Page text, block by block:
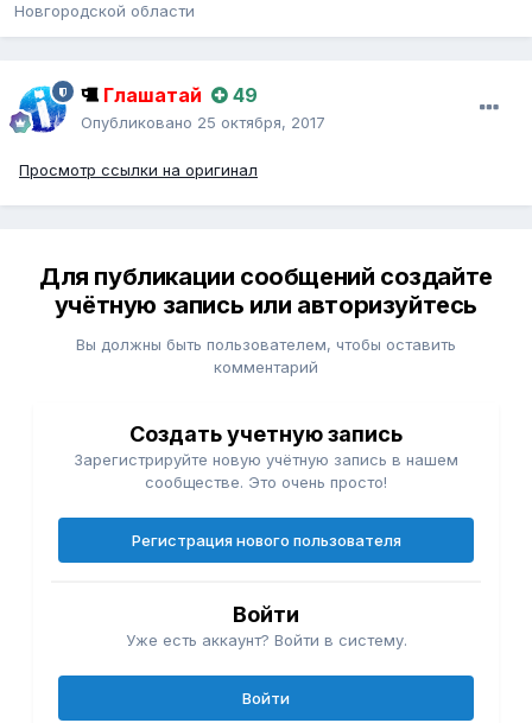
Новгородской области
Глашатай 49
Опубликовано 25 октября, 2017
Просмотр ссылки на оригинал
Для публикации сообщений создайте
учётную запись или авторизуйтесь
Вы должны быть пользователем, чтобы оставить
комментарий
Создать учетную запись
Зарегистрируйте новую учётную запись в нашем
сообществе. Это очень просто!
Регистрация нового пользователя
Войти
Уже есть аккаунт? Войти в систему.
Войти